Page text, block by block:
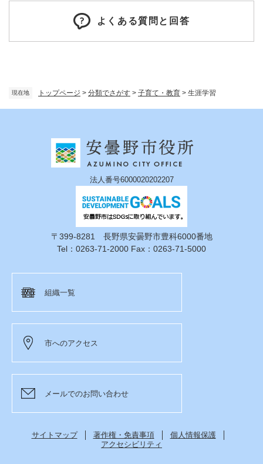
現在地 トップページ > 分類でさがす > 子育て・教育 > 生涯学習
よくある質問と回答
法人番号6000020202207
〒399-8281 長野県安曇野市豊科6000番地
Tel：0263-71-2000 Fax：0263-71-5000
組織一覧
市へのアクセス
メールでのお問い合わせ
サイトマップ 著作権・免責事項
個人情報保護
アクセシビリティ